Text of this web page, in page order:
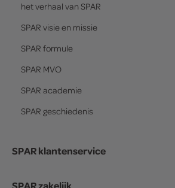
het verhaal van SPAR
SPAR visie en missie
SPAR formule
SPAR MVO
SPAR academie
SPAR geschiedenis
SPAR klantenservice